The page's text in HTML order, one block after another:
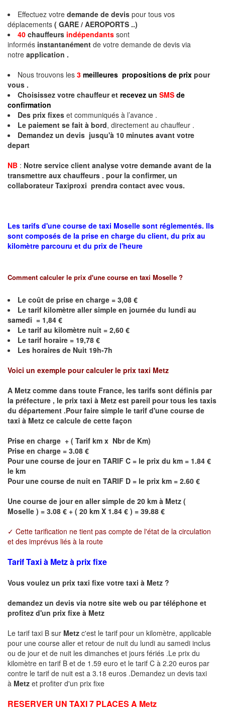
Effectuez votre demande de devis pour tous vos
déplacements ( GARE / AEROPORTS ..)
40 chauffeurs indépendants sont
informés instantanément de votre demande de devis via
notre application .
Nous trouvons les 3 meilleures propositions de prix pour
vous .
Choisissez votre chauffeur et recevez un SMS de
confirmation
Des prix fixes et communiqués à l’avance .
Le paiement se fait à bord, directement au chauffeur .
Demandez un devis jusqu'à 10 minutes avant votre
depart
NB : Notre service client analyse votre demande avant de la
transmettre aux chauffeurs . pour la confirmer, un
collaborateur Taxiproxi prendra contact avec vous.
Les tarifs d'une course de taxi Moselle sont réglementés. Ils
sont composés de la prise en charge du client, du prix au
kilomètre parcouru et du prix de l'heure
Comment calculer le prix d'une course en taxi Moselle ?
Le coût de prise en charge = 3,08 €
Le tarif kilomètre aller simple en journée du lundi au
samedi = 1,84 €
Le tarif au kilomètre nuit = 2,60 €
Le tarif horaire = 19,78 €
Les horaires de Nuit 19h-7h
Voici un exemple pour calculer le prix taxi Metz
A Metz comme dans toute France, les tarifs sont définis par
la préfecture , le prix taxi à Metz est pareil pour tous les taxis
du département .Pour faire simple le tarif d'une course de
taxi à Metz ce calcule de cette façon
Prise en charge + ( Tarif km x Nbr de Km)
Prise en charge = 3.08 €
Pour une course de jour en TARIF C = le prix du km = 1.84 €
le km
Pour une course de nuit en TARIF D = le prix km = 2.60 €
Une course de jour en aller simple de 20 km à Metz (
Moselle ) = 3.08 € + ( 20 km X 1.84 € ) = 39.88 €
✓ Cette tarification ne tient pas compte de l'état de la circulation
et des imprévus liés à la route
Tarif Taxi à Metz à prix fixe
Vous voulez un prix taxi fixe votre taxi à Metz ?
demandez un devis via notre site web ou par téléphone et
profitez d'un prix fixe à Metz
Le tarif taxi B sur Metz c'est le tarif pour un kilomètre, applicable
pour une course aller et retour de nuit du lundi au samedi inclus
ou de jour et de nuit les dimanches et jours fériés .Le prix du
kilomètre en tarif B et de 1.59 euro et le tarif C à 2.20 euros par
contre le tarif de nuit est a 3.18 euros .Demandez un devis taxi
à Metz et profiter d'un prix fixe
RESERVER UN TAXI 7 PLACES A Metz